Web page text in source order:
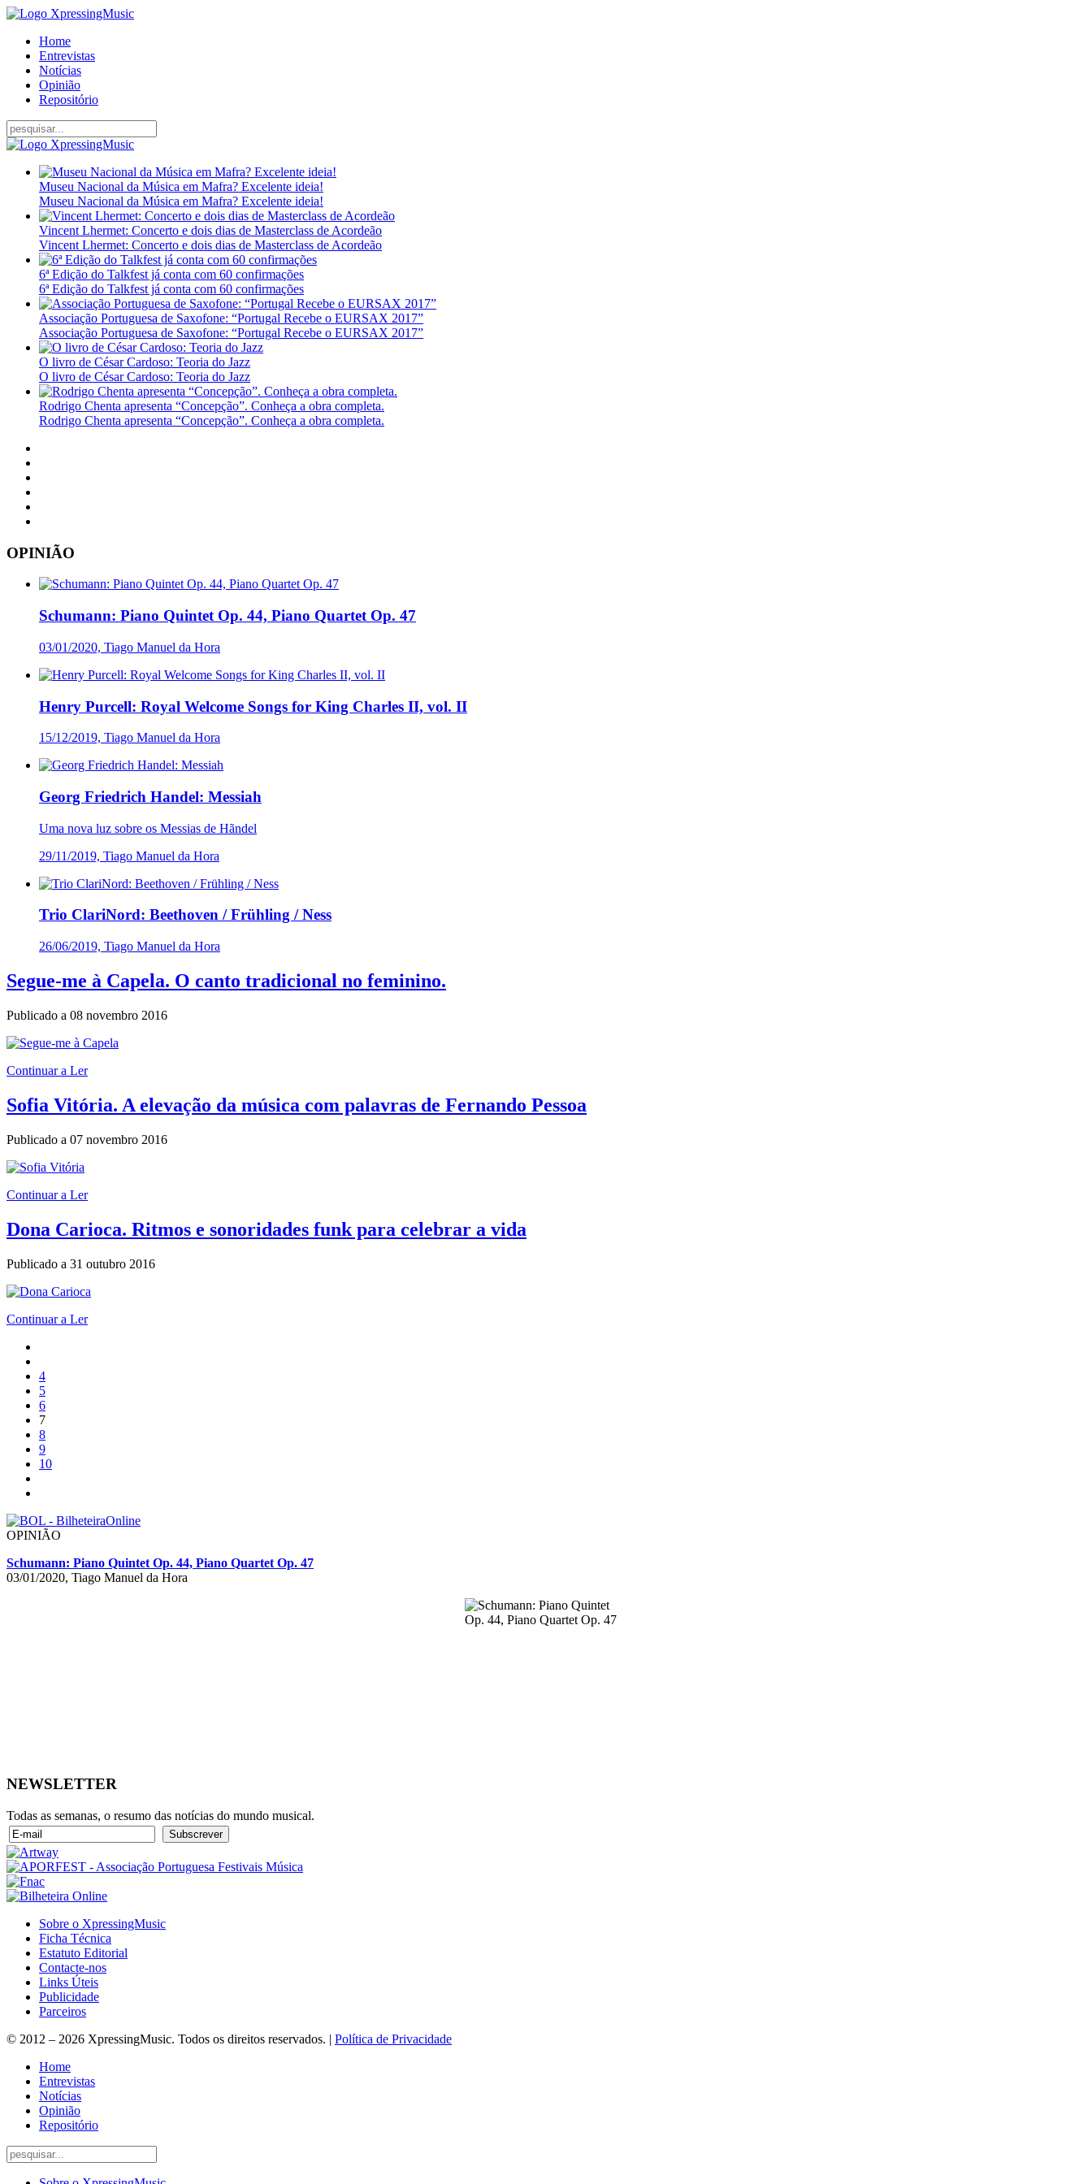
Home
Entrevistas
Notícias
Opinião
Repositório
Museu Nacional da Música em Mafra? Excelente ideia!
Museu Nacional da Música em Mafra? Excelente ideia!
Vincent Lhermet: Concerto e dois dias de Masterclass de Acordeão
Vincent Lhermet: Concerto e dois dias de Masterclass de Acordeão
6ª Edição do Talkfest já conta com 60 confirmações
6ª Edição do Talkfest já conta com 60 confirmações
Associação Portuguesa de Saxofone: “Portugal Recebe o EURSAX 2017”
Associação Portuguesa de Saxofone: “Portugal Recebe o EURSAX 2017”
O livro de César Cardoso: Teoria do Jazz
O livro de César Cardoso: Teoria do Jazz
Rodrigo Chenta apresenta “Concepção”. Conheça a obra completa.
Rodrigo Chenta apresenta “Concepção”. Conheça a obra completa.
OPINIÃO
Schumann: Piano Quintet Op. 44, Piano Quartet Op. 47
03/01/2020, Tiago Manuel da Hora
Henry Purcell: Royal Welcome Songs for King Charles II, vol. II
15/12/2019, Tiago Manuel da Hora
Georg Friedrich Handel: Messiah
Uma nova luz sobre os Messias de Hãndel
29/11/2019, Tiago Manuel da Hora
Trio ClariNord: Beethoven / Frühling / Ness
26/06/2019, Tiago Manuel da Hora
Segue-me à Capela. O canto tradicional no feminino.
Publicado a 08 novembro 2016
Continuar a Ler
Sofia Vitória. A elevação da música com palavras de Fernando Pessoa
Publicado a 07 novembro 2016
Continuar a Ler
Dona Carioca. Ritmos e sonoridades funk para celebrar a vida
Publicado a 31 outubro 2016
Continuar a Ler
4
5
6
7
8
9
10
OPINIÃO
Schumann: Piano Quintet Op. 44, Piano Quartet Op. 47
03/01/2020, Tiago Manuel da Hora
NEWSLETTER
Todas as semanas, o resumo das notícias do mundo musical.
Sobre o XpressingMusic
Ficha Técnica
Estatuto Editorial
Contacte-nos
Links Úteis
Publicidade
Parceiros
© 2012 – 2026 XpressingMusic. Todos os direitos reservados. | Política de Privacidade
Home
Entrevistas
Notícias
Opinião
Repositório